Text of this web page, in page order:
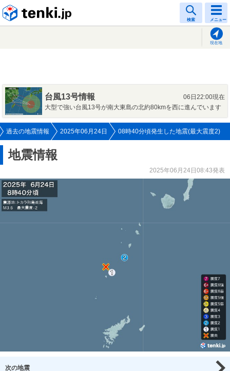
検索 メニュー
現在地
台風13号情報
06日22:00現在
大型で強い台風13号が南大東島の北約80kmを西に進んでいます
過去の地震情報 2025年06月24日 08時40分頃発生した地震(最大震度2)
地震情報
2025年06月24日08:43発表
次の地震